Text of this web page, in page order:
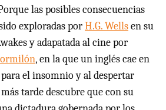
las posibles consecuencias
exploradas porH.G. Wellsen su
y adapatada al cine por
, en la que un inglés cae en
el insomnio y al despertar
tarde descubre que con su